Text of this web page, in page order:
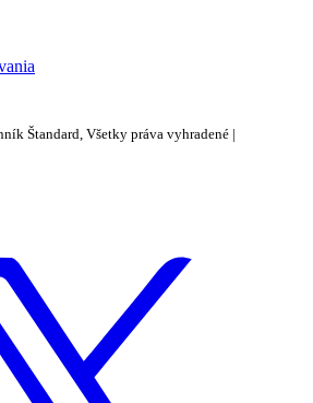
Štandard, Všetky práva vyhradené |